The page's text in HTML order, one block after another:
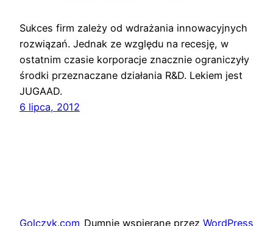
Sukces firm zależy od wdrażania innowacyjnych
rozwiązań. Jednak ze względu na recesję, w
ostatnim czasie korporacje znacznie ograniczyły
środki przeznaczane działania R&D. Lekiem jest
JUGAAD.
6 lipca, 2012
Golczyk.com Dumnie wspierane przez WordPress